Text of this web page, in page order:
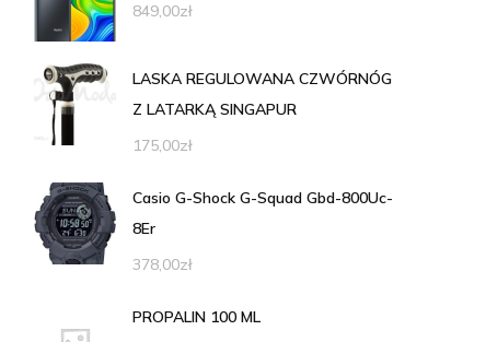
849,00zł
LASKA REGULOWANA CZWÓRNÓG
Z LATARKĄ SINGAPUR
175,00zł
Casio G-Shock G-Squad Gbd-800Uc-
8Er
378,00zł
PROPALIN 100 ML